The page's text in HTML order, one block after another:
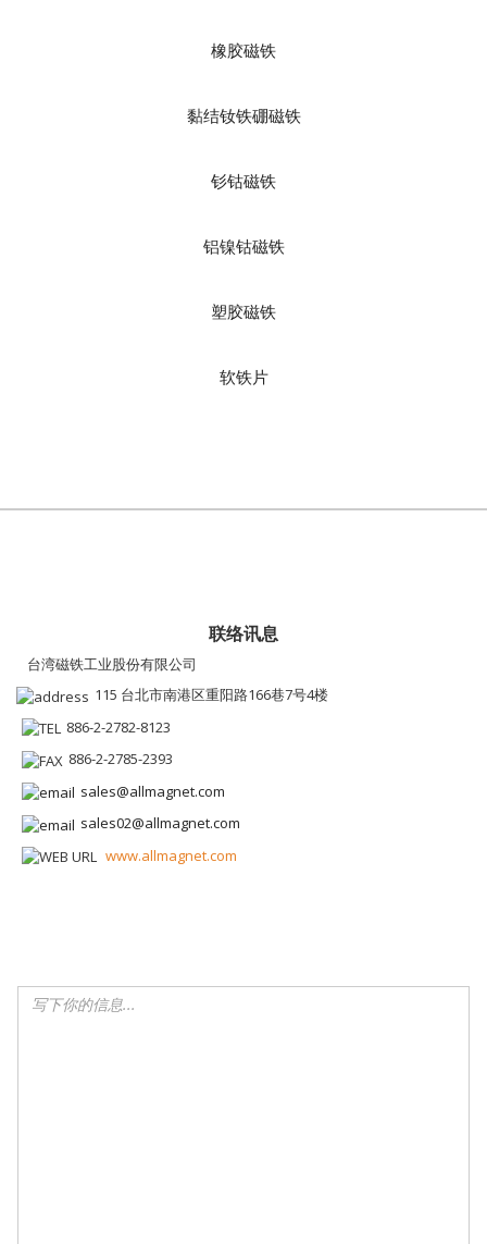
橡胶磁铁
黏结钕铁硼磁铁
钐钴磁铁
铝镍钴磁铁
塑胶磁铁
软铁片
联络讯息
台湾磁铁工业股份有限公司
115 台北市南港区重阳路166巷7号4楼
886-2-2782-8123
886-2-2785-2393
sales@allmagnet.com
sales02@allmagnet.com
www.allmagnet.com